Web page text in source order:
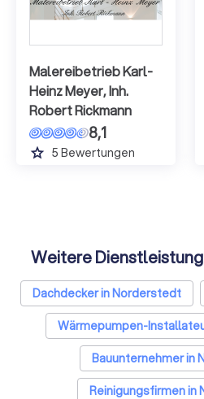
Malereibetrieb Karl-
Heinz Meyer, Inh.
Robert Rickmann
8,1
grade 5 Bewertungen
Weitere
Dachdecker in Norderstedt
Wärmepumpen-
Bauunternehmer in
Reinigungsfirmen in